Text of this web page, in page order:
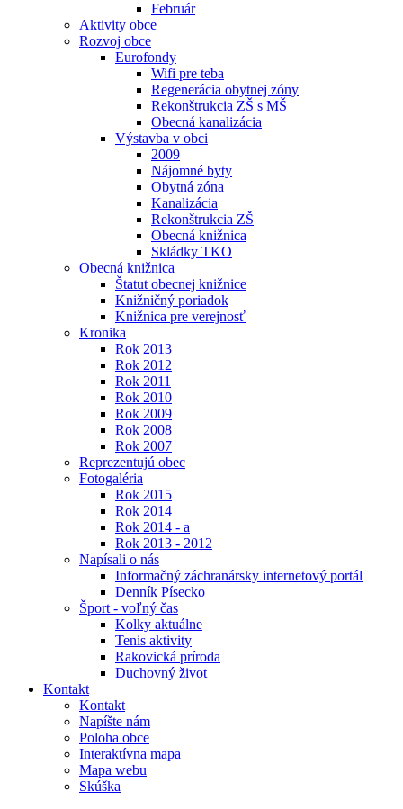
Február
Aktivity obce
Rozvoj obce
Eurofondy
Wifi pre teba
Regenerácia obytnej zóny
Rekonštrukcia ZŠ s MŠ
Obecná kanalizácia
Výstavba v obci
2009
Nájomné byty
Obytná zóna
Kanalizácia
Rekonštrukcia ZŠ
Obecná knižnica
Skládky TKO
Obecná knižnica
Štatut obecnej knižnice
Knižničný poriadok
Knižnica pre verejnosť
Kronika
Rok 2013
Rok 2012
Rok 2011
Rok 2010
Rok 2009
Rok 2008
Rok 2007
Reprezentujú obec
Fotogaléria
Rok 2015
Rok 2014
Rok 2014 - a
Rok 2013 - 2012
Napísali o nás
Informačný záchranársky internetový portál
Denník Písecko
Šport - voľný čas
Kolky aktuálne
Tenis aktivity
Rakovická príroda
Duchovný život
Kontakt
Kontakt
Napíšte nám
Poloha obce
Interaktívna mapa
Mapa webu
Skúška